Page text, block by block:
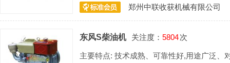
郑州中联收获机械有限公司
东风S柴油机 关注度： 5804次
主要特点: 技术成熟、可靠性好,用途广泛、